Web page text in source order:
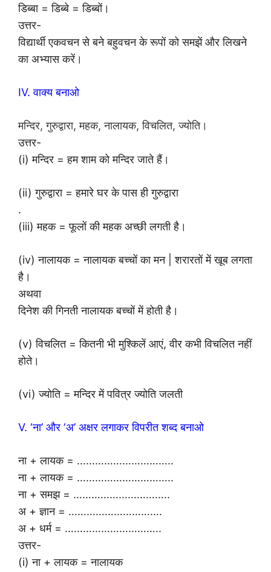
डिब्बा = डिब्बे = डिब्बों।
उत्तर-
विद्यार्थी एकवचन से बने बहुवचन के रूपों को समझें और लिखने
का अभ्यास करें।
IV. वाक्य बनाओ
मन्दिर, गुरुद्वारा, महक, नालायक, विचलित, ज्योति।
उत्तर-
(i) मन्दिर = हम शाम को मन्दिर जाते हैं।
(ii) गुरुद्वारा = हमारे घर के पास ही गुरुद्वारा
.
(iii) महक = फूलों की महक अच्छी लगती है।
(iv) नालायक = नालायक बच्चों का मन | शरारतों में खूब लगता
है।
अथवा
दिनेश की गिनती नालायक बच्चों में होती है।
(v) विचलित = कितनी भी मुश्किलें आएं, वीर कभी विचलित नहीं
होते।
(vi) ज्योति = मन्दिर में पवित्र ज्योति जलती
V. ‘ना’ और ‘अ’ अक्षर लगाकर विपरीत शब्द बनाओ
ना + लायक = …………………………..
ना + लायक = …………………………..
ना + समझ = …………………………..
अ + ज्ञान = ………………………….
अ + धर्म = …………………………..
उत्तर-
(i) ना + लायक = नालायक